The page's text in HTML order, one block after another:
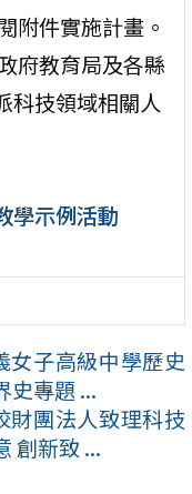
附件實施計畫。
府教育局及各縣
科技領域相關人
學示例活動
女子高級中學歷史
史專題 ...
財團法人致理科技
創新致 ...